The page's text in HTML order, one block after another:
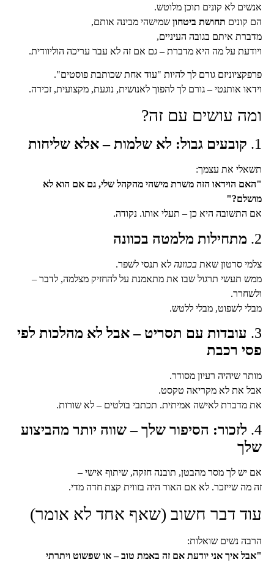
אנשים לא קונים תוכן מלוטש.
הם קונים תחושת ביטחון שמישהי מבינה אותם,
מדברת איתם בגובה העיניים,
ויודעת על מה היא מדברת – גם אם זה לא עבר עריכה הוליוודית.
פרפקציוניזם גורם לך להיות "עוד אחת שכותבת פוסטים".
וידאו אותנטי – גורם לך להפוך לאנושית, נוגעת, מקצועית, זכירה.
ומה עושים עם זה?
1. קובעים גבול: לא שלמות – אלא שליחות
תשאלי את עצמך:
"האם הוידאו הזה משרת מישהי מהקהל שלי, גם אם הוא לא
מושלם?"
אם התשובה היא כן – תעלי אותו. נקודה.
2. מתחילות מלמטה בכוונה
צלמי סרטון שאת בכוונה לא תנסי לשפר.
ממש תעשי תרגול שבו את מתאמנת על להחזיק מצלמה, לדבר –
ולשחרר.
מבלי לשפוט, מבלי ללטש.
3. עובדות עם תסריט – אבל לא מהלכות לפי
פסי רכבת
מותר שיהיה רעיון מסודר.
אבל את לא מקריאה טקסט.
את מדברת לאישה אמיתית. תכתבי בולטים – לא שורות.
4. לזכור: הסיפור שלך – שווה יותר מהביצוע
שלך
אם יש לך מסר מהבטן, תובנה חזקה, שיתוף אישי –
זה מה שייזכר. לא אם האור היה בזווית קצת חדה מדי.
עוד דבר חשוב (שאף אחד לא אומר)
הרבה נשים שואלות:
"אבל איך אני יודעת אם זה באמת טוב – או שפשוט ויתרתי